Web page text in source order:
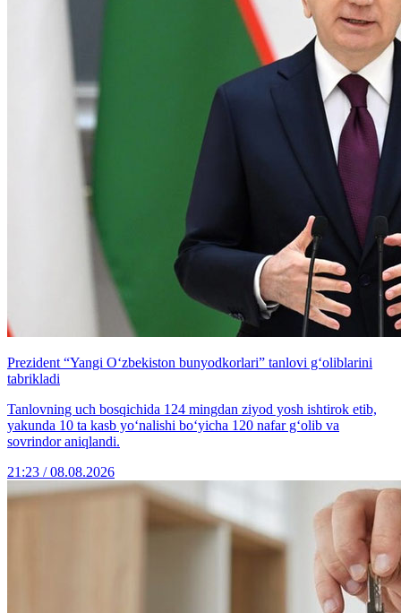
Prezident “Yangi O‘zbekiston bunyodkorlari” tanlovi g‘oliblarini
tabrikladi
Tanlovning uch bosqichida 124 mingdan ziyod yosh ishtirok etib,
yakunda 10 ta kasb yo‘nalishi bo‘yicha 120 nafar g‘olib va
sovrindor aniqlandi.
21:23 / 08.08.2026